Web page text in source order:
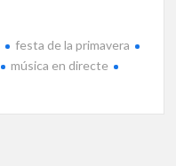
festa de la primavera
música en directe